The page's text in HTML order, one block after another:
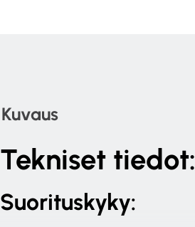
Kuvaus
Tekniset tiedot:
Suorituskyky: